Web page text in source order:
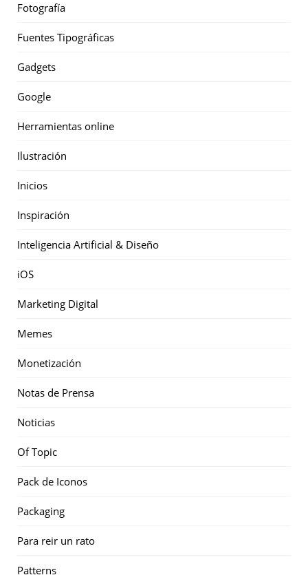
Fotografía
Fuentes Tipográficas
Gadgets
Google
Herramientas online
Ilustración
Inicios
Inspiración
Inteligencia Artificial & Diseño
iOS
Marketing Digital
Memes
Monetización
Notas de Prensa
Noticias
Of Topic
Pack de Iconos
Packaging
Para reir un rato
Patterns